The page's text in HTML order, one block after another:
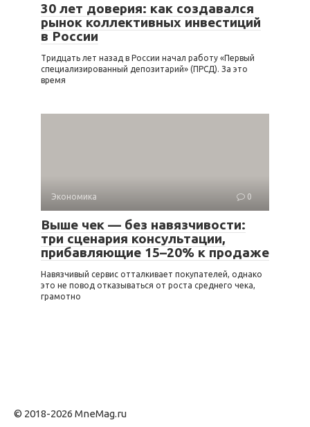
30 лет доверия: как создавался
рынок коллективных инвестиций
в России
Тридцать лет назад в России начал работу «Первый
специализированный депозитарий» (ПРСД). За это
время
Экономика 0
Выше чек — без навязчивости:
три сценария консультации,
прибавляющие 15–20% к продаже
Навязчивый сервис отталкивает покупателей, однако
это не повод отказываться от роста среднего чека,
грамотно
© 2018-2026 MneMag.ru